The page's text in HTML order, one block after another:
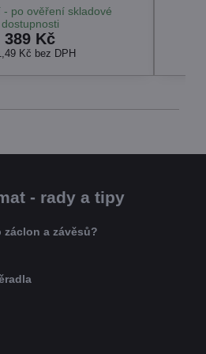
- po ověření skladové
dostupnosti
389 Kč
Kč bez DPH
- rady a tipy
a závěsů?